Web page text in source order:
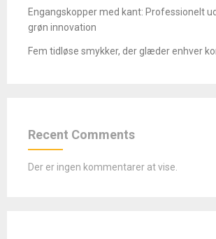
Engangskopper med kant: Professionelt
grøn innovation
Fem tidløse smykker, der glæder enhver
Recent Comments
Der er ingen kommentarer at vise.